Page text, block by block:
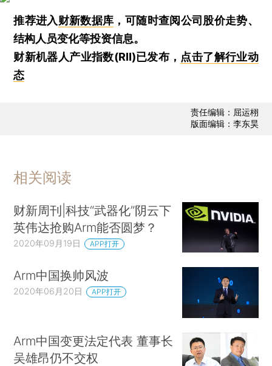
推荐进入财新数据库 ，可随时查阅公司股价走势、
结构人员变化等投资信息。
财新机器人产业指数(RII)已发布， 点击了解行业动
态
责任编辑：屈运栩
版面编辑：李东昊
相关阅读
财新周刊|科技“武器化”阴云下
英伟达抢购Arm能否圆梦？
2020年09月19日 APP打开
Arm中国换帅风波
2020年06月20日 APP打开
Arm中国变更法定代表 董事长
吴雄昂仍不交权